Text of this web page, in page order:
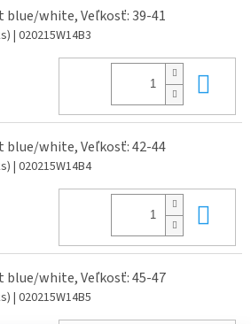
blue/white, Veľkosť: 39-41
| 020215W14B3
blue/white, Veľkosť: 42-44
| 020215W14B4
blue/white, Veľkosť: 45-47
| 020215W14B5